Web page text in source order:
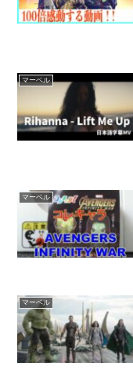
マーベル
マーベル
マーベル